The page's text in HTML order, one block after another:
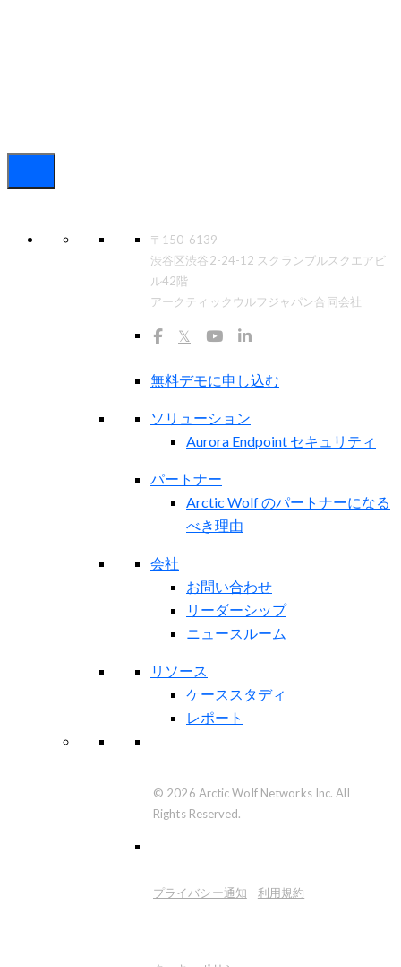
〒150-6139
渋谷区渋谷2-24-12 スクランブルスクエアビ
ル42階
アークティックウルフジャパン合同会社
𝕏
無料デモに申し込む
ソリューション
Aurora Endpoint セキュリティ
パートナー
Arctic Wolf のパートナーになる
べき理由
会社
お問い合わせ
リーダーシップ
ニュースルーム
リソース
ケーススタディ
レポート
© 2026 Arctic Wolf Networks Inc. All
Rights Reserved.
プライバシー通知 利用規約